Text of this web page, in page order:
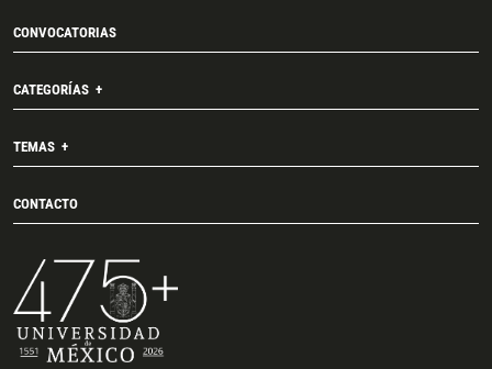
CONVOCATORIAS
CATEGORÍAS
TEMAS
CONTACTO